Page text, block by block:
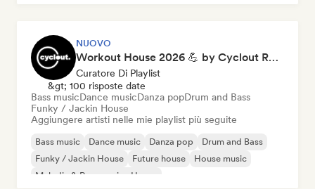
NUOVO
Workout House 2026 💪 by Cyclout Records
Curatore Di Playlist
&gt; 100 risposte date
Bass musicDance musicDanza popDrum and Bass
Funky / Jackin House
Aggiungere artisti nelle mie playlist più seguite
Bass music Dance music Danza pop
Drum and Bass
Funky / Jackin House
Future house
House music
Melodic & Progressive House